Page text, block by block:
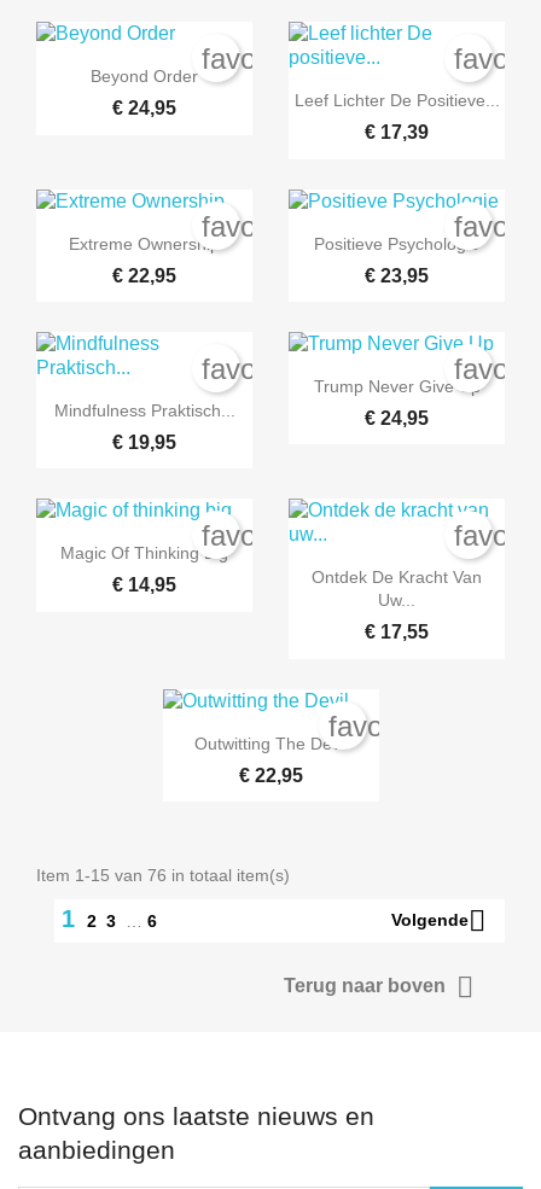
Toevoegen aan Verlanglijst
add_circle_outline
Maak een verlanglijst
Annuleren Maak een
((modalTitle))
((confirmMessage))
((cancelText))
Inloggen
U moet ingelogd zijn om producten in uw verlanglijst op te slaan.
Annuleren
Snel bekijken
Beyond Order
€ 24,95
favorite_border

Snel bekijken
Leef Lichter De Positieve...
€ 17,39
 Snel bekijken
Extreme Ownership
€ 22,95
favorite_border
 Snel bekijken
Positieve Psychologie
€ 23,95
 Snel bekijken
Mindfulness Praktisch...
€ 19,95
favorite_border
 Snel bekijken
Trump Never Give Up
€ 24,95
 Snel bekijken
Magic Of Thinking Big
€ 14,95
favorite_border
 Snel bekijken
Ontdek De Kracht Van
Uw...
€ 17,55
 Snel bekijken
Outwitting The Devil
€ 22,95
favorite_border
Item 1-15 van 76 in totaal item(s)
1 2 3 6 Volgende
Terug naar boven 
Ontvang ons laatste nieuws en
aanbiedingen